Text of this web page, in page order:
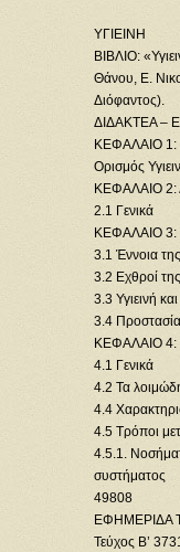
ΥΓΙΕΙΝΗ
ΒΙΒΛΙΟ:
Θάνου, Ε.
Διόφαντος).
ΔΙΔΑΚΤΕΑ –
ΚΕΦΑΛΑΙΟ 1:
Ορισμός
ΚΕΦΑΛΑΙΟ 2:
2.1 Γενικά
ΚΕΦΑΛΑΙΟ 3:
3.1 Έννοια
3.2 Εχθροί
3.3 Υγιεινή
3.4 Προστασία
ΚΕΦΑΛΑΙΟ
4.1 Γενικά
4.2 Τα
4.4
4.5 Τρόποι
4.5.1.
συστήματος
49808
ΕΦΗΜΕΡΙΔΑ
Τεύχος B’